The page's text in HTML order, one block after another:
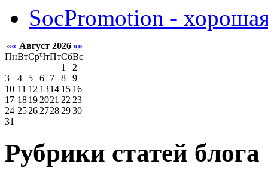
SocPromotion -
«« Август 2026 »»
ПнВтСрЧтПтСбВс
1
2
3
4 5 6 7 8
9
10 11 12 1314 15 16
17 1819 2021 22 23
24 2526 2728 2930
31
Рубрики статей блога